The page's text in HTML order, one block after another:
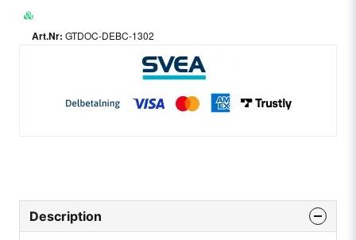
GTDOC-DEBC-1302
Description